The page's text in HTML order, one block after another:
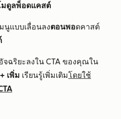
มดูลพ็อดแคสต์
นูแบบเลื่อนลงตอนพอดคาสต์
จฉริยะลงใน CTA ของคุณใน
+ เพิ่ม เรียนรู้เพิ่มเติมโดยใช้